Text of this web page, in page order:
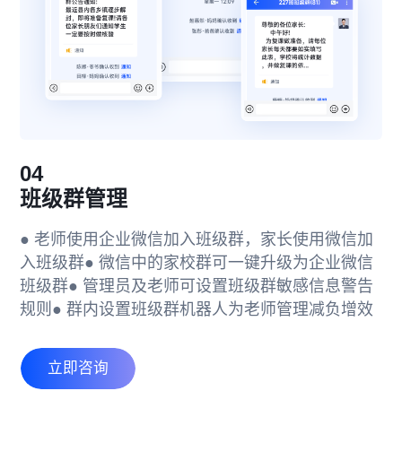
04
班级群管理
● 老师使用企业微信加入班级群，家长使用微信加
入班级群● 微信中的家校群可一键升级为企业微信
班级群● 管理员及老师可设置班级群敏感信息警告
规则 ● 群内设置班级群机器人为老师管理减负增效
立即咨询